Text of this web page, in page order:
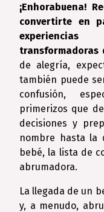
¡Enhorabuena!
convertirte en
transformadoras
de alegría,
también puede
confusión,
primerizos que
decisiones y
nombre hasta la
bebé, la lista de
abrumadora.
La llegada de un
y, a menudo,